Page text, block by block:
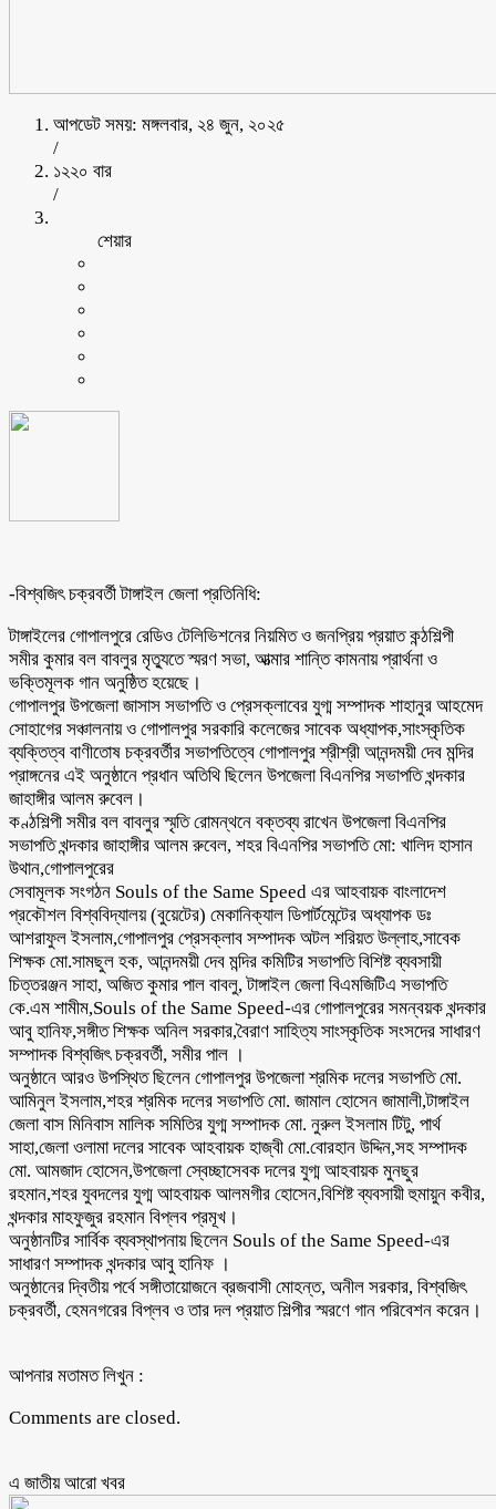
আপডেট সময়: মঙ্গলবার, ২৪ জুন, ২০২৫
/
১২২০ বার
/
শেয়ার
-বিশ্বজিৎ চক্রবর্তী টাঙ্গাইল জেলা প্রতিনিধি:
টাঙ্গাইলের গোপালপুরে রেডিও টেলিভিশনের নিয়মিত ও জনপ্রিয় প্রয়াত কন্ঠশিল্পী
সমীর কুমার বল বাবলুর মৃত্যুতে স্মরণ সভা, আত্মার শান্তি কামনায় প্রার্থনা ও
ভক্তিমূলক গান অনুষ্ঠিত হয়েছে।
গোপালপুর উপজেলা জাসাস সভাপতি ও প্রেসক্লাবের যুগ্ম সম্পাদক শাহানুর আহমেদ
সোহাগের সঞ্চালনায় ও গোপালপুর সরকারি কলেজের সাবেক অধ্যাপক,সাংস্কৃতিক
ব্যক্তিত্ব বাণীতোষ চক্রবর্তীর সভাপতিত্বে গোপালপুর শ্রীশ্রী আনন্দময়ী দেব মন্দির
প্রাঙ্গনের এই অনুষ্ঠানে প্রধান অতিথি ছিলেন উপজেলা বিএনপির সভাপতি খন্দকার
জাহাঙ্গীর আলম রুবেল।
কণ্ঠশিল্পী সমীর বল বাবলুর স্মৃতি রোমন্থনে বক্তব্য রাখেন উপজেলা বিএনপির
সভাপতি খন্দকার জাহাঙ্গীর আলম রুবেল, শহর বিএনপির সভাপতি মো: খালিদ হাসান
উথান,গোপালপুরের
সেবামূলক সংগঠন Souls of the Same Speed এর আহবায়ক বাংলাদেশ
প্রকৌশল বিশ্ববিদ্যালয় (বুয়েটের) মেকানিক্যাল ডিপার্টমেন্টের অধ্যাপক ডঃ
আশরাফুল ইসলাম,গোপালপুর প্রেসক্লাব সম্পাদক অটল শরিয়ত উল্লাহ,সাবেক
শিক্ষক মো.সামছুল হক, আনন্দময়ী দেব মন্দির কমিটির সভাপতি বিশিষ্ট ব্যবসায়ী
চিত্তরঞ্জন সাহা, অজিত কুমার পাল বাবলু, টাঙ্গাইল জেলা বিএমজিটিএ সভাপতি
কে.এম শামীম,Souls of the Same Speed-এর গোপালপুরের সমন্বয়ক খন্দকার
আবু হানিফ,সঙ্গীত শিক্ষক অনিল সরকার,বৈরাণ সাহিত্য সাংস্কৃতিক সংসদের সাধারণ
সম্পাদক বিশ্বজিৎ চক্রবর্তী, সমীর পাল ।
অনুষ্ঠানে আরও উপস্থিত ছিলেন গোপালপুর উপজেলা শ্রমিক দলের সভাপতি মো.
আমিনুল ইসলাম,শহর শ্রমিক দলের সভাপতি মো. জামাল হোসেন জামালী,টাঙ্গাইল
জেলা বাস মিনিবাস মালিক সমিতির যুগ্ম সম্পাদক মো. নুরুল ইসলাম টিটু, পার্থ
সাহা,জেলা ওলামা দলের সাবেক আহবায়ক হাজ্বী মো.বোরহান উদ্দিন,সহ সম্পাদক
মো. আমজাদ হোসেন,উপজেলা স্বেচ্ছাসেবক দলের যুগ্ম আহবায়ক মুনছুর
রহমান,শহর যুবদলের যুগ্ম আহবায়ক আলমগীর হোসেন,বিশিষ্ট ব্যবসায়ী হুমায়ুন কবীর,
খন্দকার মাহফুজুর রহমান বিপ্লব প্রমূখ।
অনুষ্ঠানটির সার্বিক ব্যবস্থাপনায় ছিলেন Souls of the Same Speed-এর
সাধারণ সম্পাদক খন্দকার আবু হানিফ ।
অনুষ্ঠানের দ্বিতীয় পর্বে সঙ্গীতায়োজনে ব্রজবাসী মোহন্ত, অনীল সরকার, বিশ্বজিৎ
চক্রবর্তী, হেমনগরের বিপ্লব ও তার দল প্রয়াত শিল্পীর স্মরণে গান পরিবেশন করেন।
আপনার মতামত লিখুন :
Comments are closed.
এ জাতীয় আরো ‍খবর